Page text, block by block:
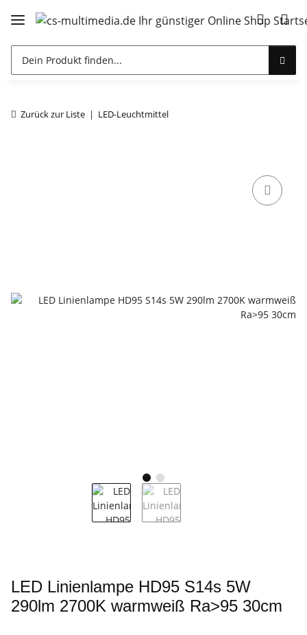
Zurück zur Liste LED-Leuchtmittel
LED Linienlampe HD95 S14s 5W
290lm 2700K warmweiß Ra>95 30cm